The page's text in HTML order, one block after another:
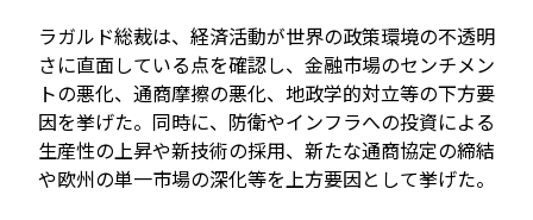
ラガルド総裁は、経済活動が世界の政策環境の不透明
さに直面している点を確認し、金融市場のセンチメン
トの悪化、通商摩擦の悪化、地政学的対立等の下方要
因を挙げた。同時に、防衛やインフラへの投資による
生産性の上昇や新技術の採用、新たな通商協定の締結
や欧州の単一市場の深化等を上方要因として挙げた。